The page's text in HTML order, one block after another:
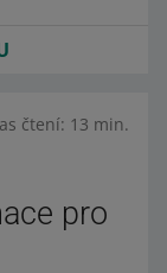
čtení: 13 min.
pro